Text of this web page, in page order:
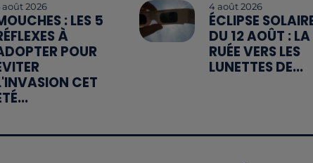
août 2026
: LES 5
À
POUR
CET
4 août 2026
ÉCLIPSE
DU 12 AOÛT : LA
RUÉE VERS LES
LUNETTES DE...